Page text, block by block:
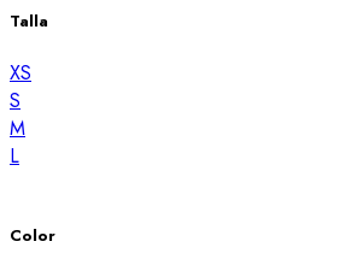
Talla
XS
S
M
L
Color